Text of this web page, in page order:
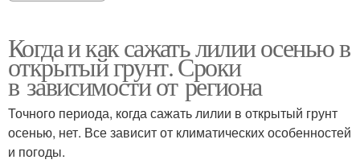
Когда и как сажать лилии осенью в
открытый грунт. Сроки
в зависимости от региона
Точного периода, когда сажать лилии в открытый грунт
осенью, нет. Все зависит от климатических особенностей
и погоды.